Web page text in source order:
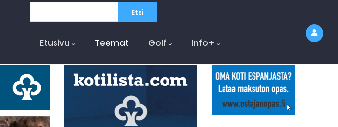
Navigation
Etusivu Teemat Golf Info+